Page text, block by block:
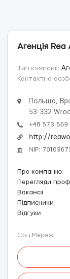
Агенція
Тип компанії:
Контактна
Польща,
53-332
+48 573 569
http://
NIP:
Про компанію:
Перегляди
Вакансії
Підписники
Відгуки
Соц.Мережі